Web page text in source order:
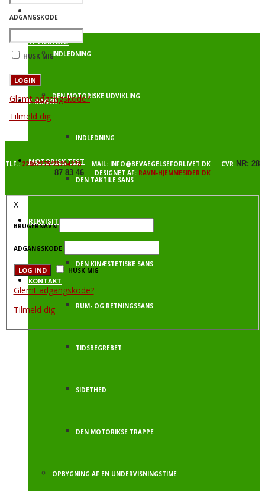
VI TILBYDER
E-BØGER
MOTORISK TEST
REKVISITTER
KONTAKT
INDLEDNING
DEN MOTORISKE UDVIKLING
INDLEDNING
DEN TAKTILE SANS
DEN KINÆSTETISKE SANS
RUM- OG RETNINGSSANS
TIDSBEGREBET
SIDETHED
DEN MOTORIKSE TRAPPE
OPBYGNING AF EN UNDERVISNINGSTIME
ADGANGSKODE
HUSK MIG
Glemt adgangskode?
Tilmeld dig
TLF.:22862275/23204278MAIL: INFO@BEVAEGELSEFORLIVET.DK CVR NR: 28
87 83 46 DESIGNET AF: RAVN-HJEMMESIDER.DK
X
BRUGERNAVN
ADGANGSKODE
HUSK MIG
Glemt adgangskode?
Tilmeld dig